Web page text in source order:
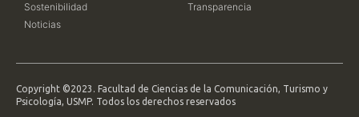
Sostenibilidad
Noticias
Transparencia
Copyright ©2023. Facultad de Ciencias de la Comunicación, Turismo y
Psicología, USMP. Todos los derechos reservados